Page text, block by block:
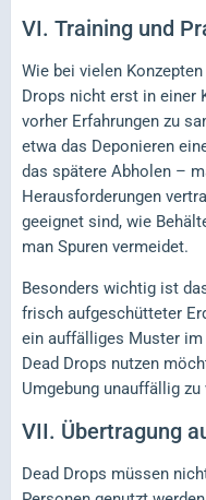
VI. Training und
Wie bei vielen
Drops nicht erst in einer
vorher Erfahrungen zu
etwa das Deponieren
das spätere Abholen –
Herausforderungen
geeignet sind, wie
man Spuren vermeidet.
Besonders wichtig ist
frisch aufgeschütteter
ein auffälliges Muster
Dead Drops nutzen
Umgebung unauffällig zu
VII. Übertragung
Dead Drops müssen